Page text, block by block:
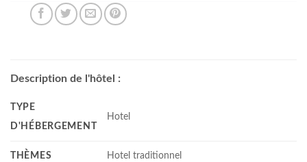
Description de l'hôtel :
TYPE
D'HÉBERGEMENT
Hotel
THÈMES Hotel traditionnel